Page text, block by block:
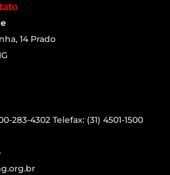
14 Prado
283-4302 Telefax: (31) 4501-1500